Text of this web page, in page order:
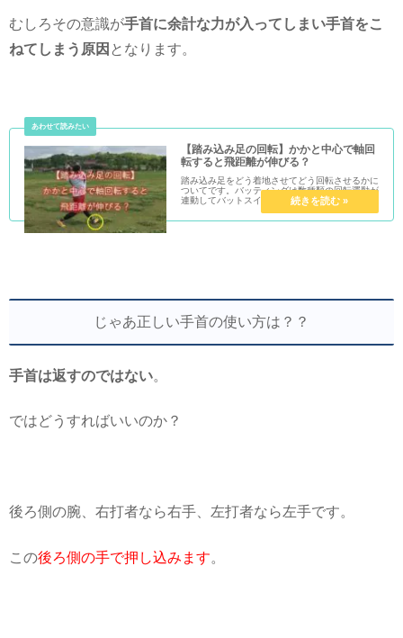
むしろその意識が手首に余計な力が入ってしまい手首をこ
ねてしまう原因 となります。
【踏み込み足の回転】かかと中心で軸回
転すると飛距離が伸びる？
踏み込み足をどう着地させてどう回転させるかに
ついてです。バッティングは数種類の回転運動が
連動してバットスイングになりますので、その1
つがおかしくなると他も影響してきます。踏み込
み足をかかとを中心に回転させることでどういっ
じゃあ正しい手首の使い方は？？
手首は返すのではない。
ではどうすればいいのか？
後ろ側の腕、右打者なら右手、左打者なら左手です。
この後ろ側の手で押し込みます。